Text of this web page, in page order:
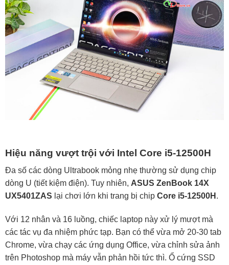
Hiệu năng vượt trội với Intel Core i5-12500H
Đa số các dòng Ultrabook mỏng nhẹ thường sử dụng chip
dòng U (tiết kiệm điện). Tuy nhiên, ASUS ZenBook 14X
UX5401ZAS lại chơi lớn khi trang bị chip Core i5-12500H .
Với 12 nhân và 16 luồng, chiếc laptop này xử lý mượt mà
các tác vụ đa nhiệm phức tạp. Bạn có thể vừa mở 20-30 tab
Chrome, vừa chạy các ứng dụng Office, vừa chỉnh sửa ảnh
trên Photoshop mà máy vẫn phản hồi tức thì. Ổ cứng SSD